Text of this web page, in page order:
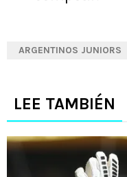
ARGENTINOS JUNIORS
LEE TAMBIÉN